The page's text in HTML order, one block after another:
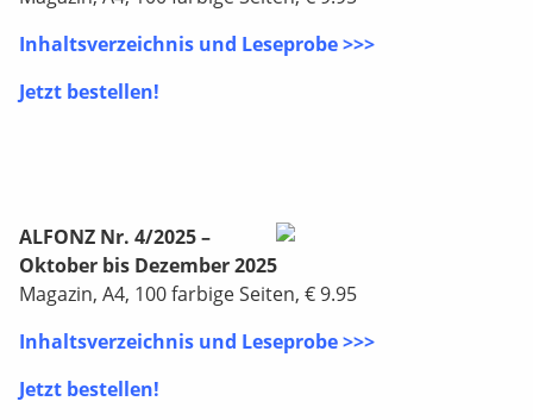
Inhaltsverzeichnis und Leseprobe >>>
Jetzt bestellen!
ALFONZ Nr. 4/2025 –
Oktober bis Dezember 2025
Magazin, A4, 100 farbige Seiten, € 9.95
Inhaltsverzeichnis und Leseprobe >>>
Jetzt bestellen!